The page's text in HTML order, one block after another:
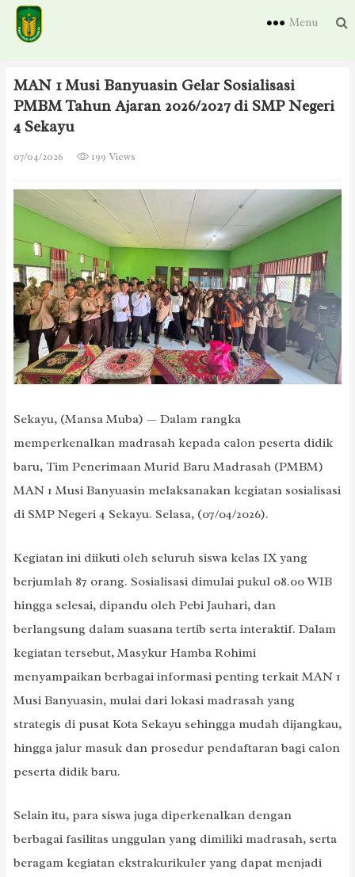
Menu
MAN 1 Musi Banyuasin Gelar Sosialisasi
PMBM Tahun Ajaran 2026/2027 di SMP Negeri
4 Sekayu
07/04/2026 199 Views
Sekayu, (Mansa Muba) — Dalam rangka
memperkenalkan madrasah kepada calon peserta didik
baru, Tim Penerimaan Murid Baru Madrasah (PMBM)
MAN 1 Musi Banyuasin melaksanakan kegiatan sosialisasi
di SMP Negeri 4 Sekayu. Selasa, (07/04/2026).
Kegiatan ini diikuti oleh seluruh siswa kelas IX yang
berjumlah 87 orang. Sosialisasi dimulai pukul 08.00 WIB
hingga selesai, dipandu oleh Pebi Jauhari, dan
berlangsung dalam suasana tertib serta interaktif. Dalam
kegiatan tersebut, Masykur Hamba Rohimi
menyampaikan berbagai informasi penting terkait MAN 1
Musi Banyuasin, mulai dari lokasi madrasah yang
strategis di pusat Kota Sekayu sehingga mudah dijangkau,
hingga jalur masuk dan prosedur pendaftaran bagi calon
peserta didik baru.
Selain itu, para siswa juga diperkenalkan dengan
berbagai fasilitas unggulan yang dimiliki madrasah, serta
beragam kegiatan ekstrakurikuler yang dapat menjadi